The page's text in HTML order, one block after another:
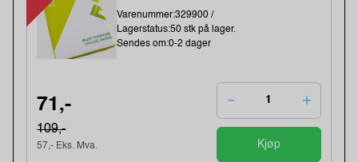
Varenummer:329900 /
Lagerstatus:50 stk på lager.
Sendes om:0-2 dager
71,-
109,-
57,- Eks. Mva. Kjøp